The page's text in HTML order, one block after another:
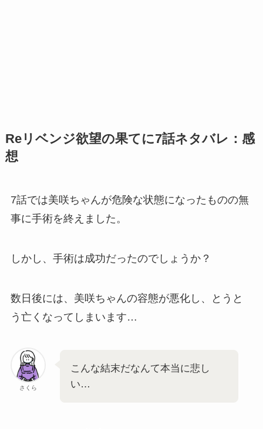
Reリベンジ欲望の果てに7話ネタバレ：感
想
7話では美咲ちゃんが危険な状態になったものの無
事に手術を終えました。
しかし、手術は成功だったのでしょうか？
数日後には、美咲ちゃんの容態が悪化し、とうと
う亡くなってしまいます…
さくら
こんな結末だなんて本当に悲し
い…